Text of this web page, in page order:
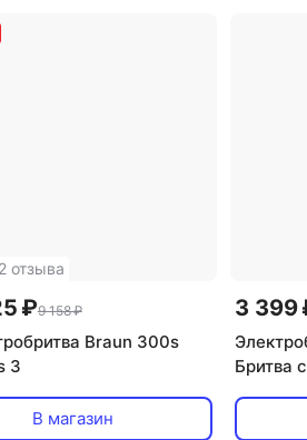
с беспроводной зарядкой
2 отзыва
₽9 158 ₽
Braun 300s
3
В магазин
3 399
Бритва